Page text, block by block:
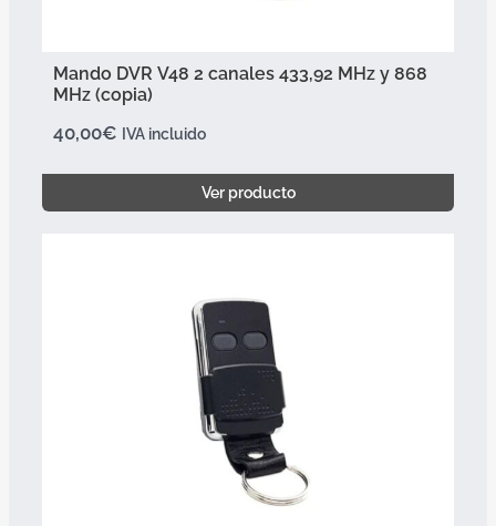
Mando DVR V48 2 canales 433,92 MHz y 868
MHz (copia)
40,00€ IVA incluido
Ver producto